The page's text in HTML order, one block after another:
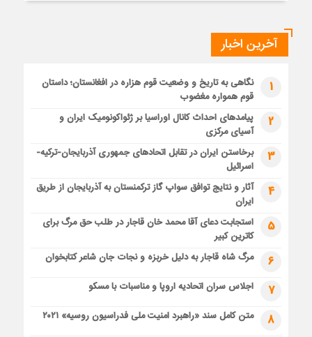
آخرین اخبار
1
نگاهی به تاریخ و وضعیت قوم هزاره در افغانستان؛ داستان
قوم همواره مغضوب
2
پیامدهای احداث کانال اوراسیا بر ژئواکونومیک ایران و
آسیای مرکزی
3
برخاستن ایران در تقابل اتحادهای جمهوری آذربایجان-ترکیه-
اسرائیل
4
آثار و نتایج توافق سواپ گاز ترکمنستان به آذربایجان از طریق
ایران
5
استجابت دعای آقا محمد خان قاجار در طلب حق مرگ برای
کاترین کبیر
6 مرگ شاه قاجار به دلیل خربزه و نجات جان شاعر کتابخوان
7 اجلاس سران اتحادیه اروپا و مناسبات با مسکو
8 متن کامل سند «راهبرد امنیت ملی فدراسیون روسیه» ۲۰۲۱